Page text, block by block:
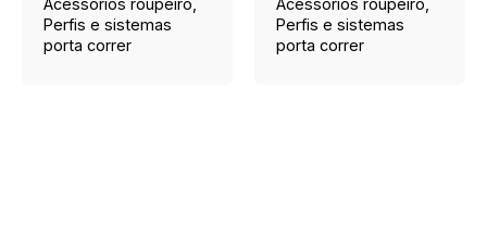
Perfis e sistemas
porta correr
Perfis e sistemas
porta correr